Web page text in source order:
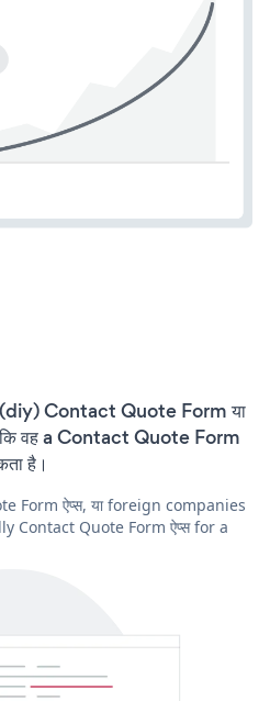
(diy) Contact Quote Form या
कि वह a Contact Quote Form
है।
Form ऐप्स, या foreign companies
Contact Quote Form ऐप्स for a